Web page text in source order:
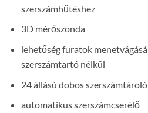
szerszámhűtéshez
3D mérőszonda
lehetőség furatok
szerszámtartó nélkül
24 állású dobos
automatikus szerszámcserélő